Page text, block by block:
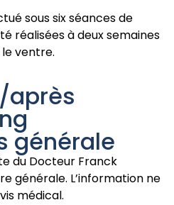
sous six séances de
réalisées à deux semaines
ventre.
après
générale
du Docteur Franck
générale. L’information ne
médical.